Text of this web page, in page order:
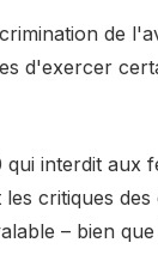
de
d'exercer
interdit aux
critiques des
– bien que